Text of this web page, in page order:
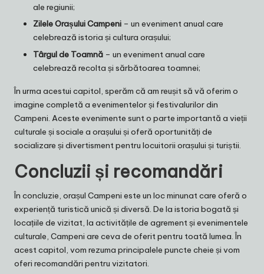
ale regiunii;
Zilele Orașului Campeni – un eveniment anual care
celebrează istoria și cultura orașului;
Târgul de Toamnă – un eveniment anual care
celebrează recolta și sărbătoarea toamnei;
În urma acestui capitol, sperăm că am reușit să vă oferim o
imagine completă a evenimentelor și festivalurilor din
Campeni. Aceste evenimente sunt o parte importantă a vieții
culturale și sociale a orașului și oferă oportunități de
socializare și divertisment pentru locuitorii orașului și turiștii.
Concluzii și recomandări
În concluzie, orașul Campeni este un loc minunat care oferă o
experiență turistică unică și diversă. De la istoria bogată și
locațiile de vizitat, la activitățile de agrement și evenimentele
culturale, Campeni are ceva de oferit pentru toată lumea. În
acest capitol, vom rezuma principalele puncte cheie și vom
oferi recomandări pentru vizitatori.